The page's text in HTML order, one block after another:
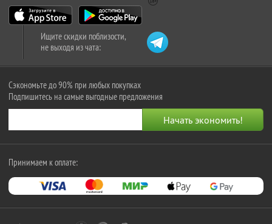
Ищите скидки поблизости,
не выходя из чата:
Сэкономьте до 90% при любых покупках
Подпишитесь на самые выгодные предложения
Принимаем к оплате: